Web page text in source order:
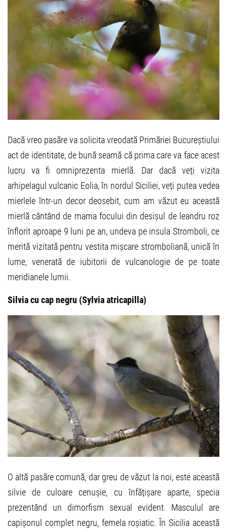
Dacă vreo pasăre va solicita vreodată Primăriei Bucureștiului
act de identitate, de bună seamă că prima care va face acest
lucru va fi omniprezenta mierlă. Dar dacă veți vizita
arhipelagul vulcanic Eolia, în nordul Siciliei, veți putea vedea
mierlele într-un decor deosebit, cum am văzut eu această
mierlă cântând de mama focului din desișul de leandru roz
înflorit aproape 9 luni pe an, undeva pe insula Stromboli, ce
merită vizitată pentru vestita mișcare stromboliană, unică în
lume, venerată de iubitorii de vulcanologie de pe toate
meridianele lumii.
Silvia cu cap negru (Sylvia atricapilla)
O altă pasăre comună, dar greu de văzut la noi, este această
silvie de culoare cenușie, cu înfățișare aparte, specia
prezentând un dimorfism sexual evident. Masculul are
capișonul complet negru, femela roșiatic. În Sicilia această